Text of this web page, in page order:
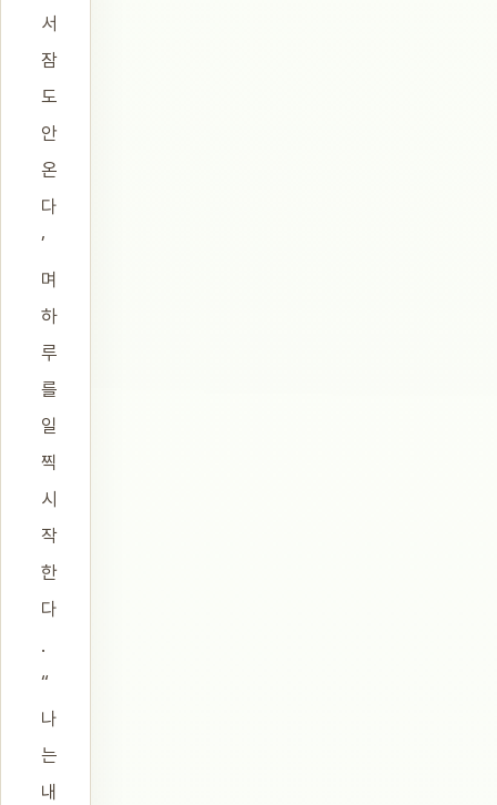
서
잠
도
안
온
다
’
며
하
루
를
일
찍
시
작
한
다
.
“
나
는
내